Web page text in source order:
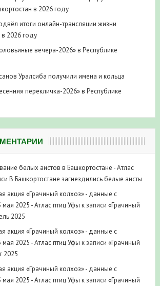
в 2026 году
итоги онлайн-трансляции жизни
2026 году
вечера-2026» в Республике
Уралсиба получили имена и кольца
перекличка-2026» в Республике
белых аистов в Башкортостане - Атлас
В Башкортостане загнездились белые аисты
акция «Грачиный колхоз» - данные с
2025 - Атлас птиц Уфы к записи «Грачиный
2025
акция «Грачиный колхоз» - данные с
2025 - Атлас птиц Уфы к записи «Грачиный
2025
акция «Грачиный колхоз» - данные с
2025 - Атлас птиц Уфы к записи «Грачиный